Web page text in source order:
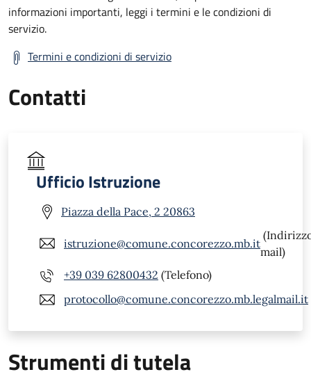
informazioni importanti, leggi i termini e le condizioni di
servizio.
Termini e condizioni di servizio
Contatti
Ufficio Istruzione
Piazza della Pace, 2 20863
istruzione@comune.concorezzo.mb.it
mail)
+39 039 62800432 (Telefono)
protocollo@comune.concorezzo.mb.legalmail.it
Strumenti di tutela